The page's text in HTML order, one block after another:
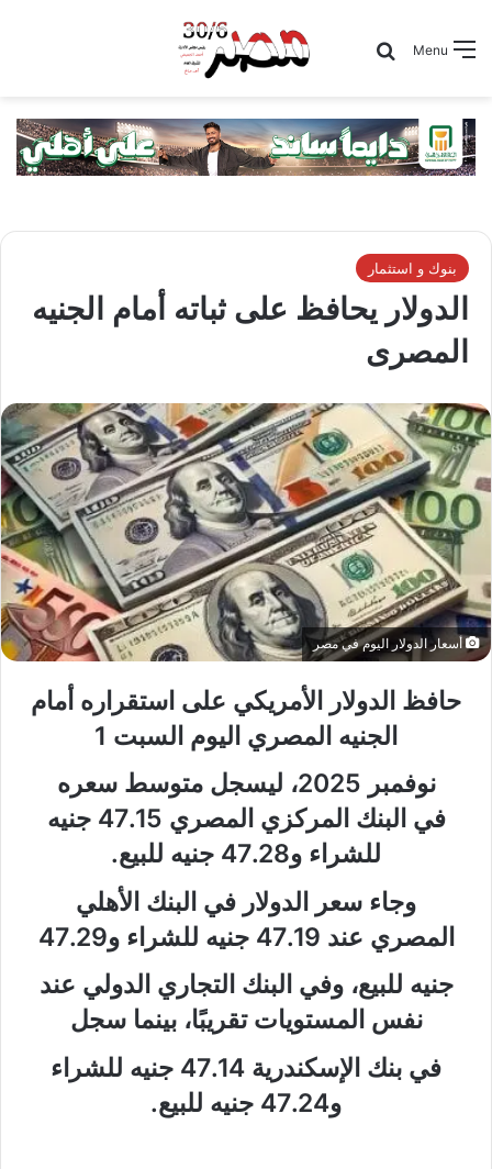
Menu
Search for
بنوك و استثمار
الدولار يحافظ على ثباته أمام الجنيه
المصرى
أسعار الدولار اليوم في مصر
حافظ الدولار الأمريكي على استقراره أمام
الجنيه المصري اليوم السبت 1
نوفمبر 2025، ليسجل متوسط سعره
في البنك المركزي المصري 47.15 جنيه
للشراء و47.28 جنيه للبيع.
وجاء سعر الدولار في البنك الأهلي
المصري عند 47.19 جنيه للشراء و47.29
جنيه للبيع، وفي البنك التجاري الدولي عند
نفس المستويات تقريبًا، بينما سجل
في بنك الإسكندرية 47.14 جنيه للشراء
و47.24 جنيه للبيع.